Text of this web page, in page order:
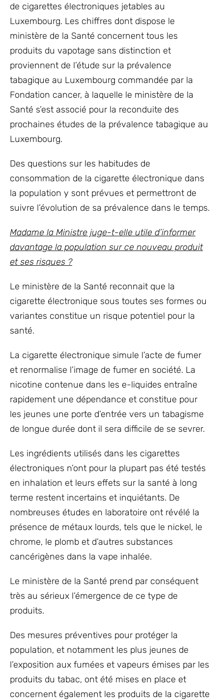
de cigarettes électroniques jetables au
Luxembourg. Les chiffres dont dispose le
ministère de la Santé concernent tous les
produits du vapotage sans distinction et
proviennent de l’étude sur la prévalence
tabagique au Luxembourg commandée par la
Fondation cancer, à laquelle le ministère de la
Santé s’est associé pour la reconduite des
prochaines études de la prévalence tabagique au
Luxembourg.
Des questions sur les habitudes de
consommation de la cigarette électronique dans
la population y sont prévues et permettront de
suivre l’évolution de sa prévalence dans le temps.
Madame la Ministre juge-t-elle utile d’informer
davantage la population sur ce nouveau produit
et ses risques ?
Le ministère de la Santé reconnait que la
cigarette électronique sous toutes ses formes ou
variantes constitue un risque potentiel pour la
santé.
La cigarette électronique simule l’acte de fumer
et renormalise l’image de fumer en société. La
nicotine contenue dans les e-liquides entraîne
rapidement une dépendance et constitue pour
les jeunes une porte d’entrée vers un tabagisme
de longue durée dont il sera difficile de se sevrer.
Les ingrédients utilisés dans les cigarettes
électroniques n’ont pour la plupart pas été testés
en inhalation et leurs effets sur la santé à long
terme restent incertains et inquiétants. De
nombreuses études en laboratoire ont révélé la
présence de métaux lourds, tels que le nickel, le
chrome, le plomb et d’autres substances
cancérigènes dans la vape inhalée.
Le ministère de la Santé prend par conséquent
très au sérieux l’émergence de ce type de
produits.
Des mesures préventives pour protéger la
population, et notamment les plus jeunes de
l’exposition aux fumées et vapeurs émises par les
produits du tabac, ont été mises en place et
concernent également les produits de la cigarette